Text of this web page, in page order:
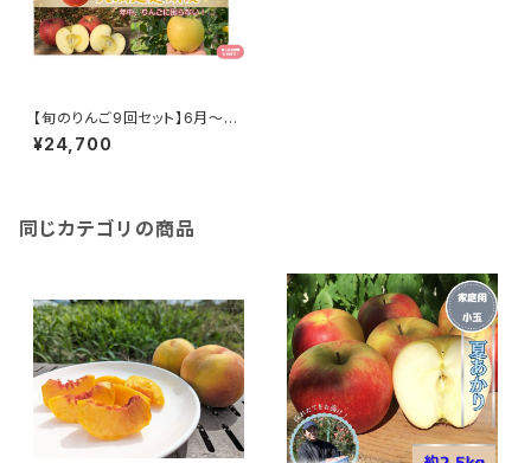
【旬のりんご9回セット】6月～翌
2月まで毎月お届け。年中りんご
に困りません #NZD0B030
¥24,700
同じカテゴリの商品